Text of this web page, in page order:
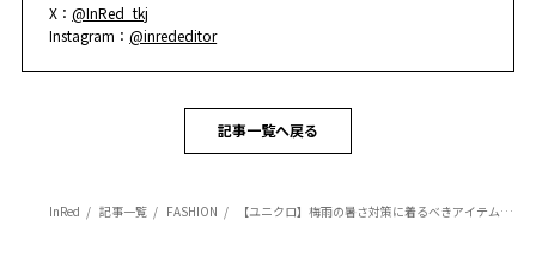
X：@InRed_tkj
Instagram：@inrededitor
記事一覧へ戻る
InRed 記事一覧 FASHION 【ユニクロ】梅雨の暑さ対策に着るべきアイテムはコレ！暑さの注意ポイントに合わせた着こなしのコツをご紹介